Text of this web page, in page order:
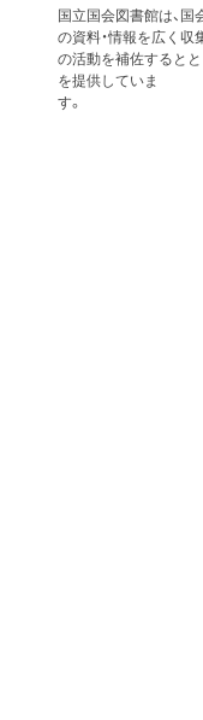
国立国会図書館は、
の資料・情報を広く収
の活動を補佐するとと
を提供していま